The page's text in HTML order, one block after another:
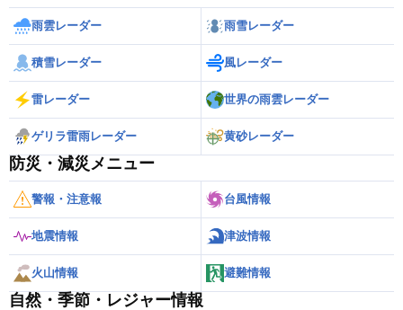
雨雲レーダー 雨雪レーダー
積雪レーダー 風レーダー
雷レーダー 世界の雨雲レーダー
ゲリラ雷雨レーダー 黄砂レーダー
防災・減災メニュー
警報・注意報 台風情報
地震情報 津波情報
火山情報 避難情報
自然・季節・レジャー情報